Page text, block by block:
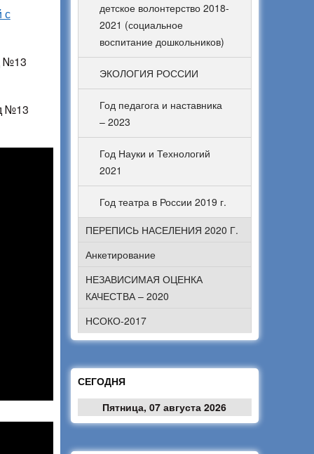
с
№13
№13
детское волонтерство 2018-
2021 (социальное
воспитание дошкольников)
ЭКОЛОГИЯ РОССИИ
Год педагога и наставника
– 2023
Год Науки и Технологий
2021
Год театра в России 2019 г.
ПЕРЕПИСЬ НАСЕЛЕНИЯ 2020 Г.
Анкетирование
НЕЗАВИСИМАЯ ОЦЕНКА
КАЧЕСТВА – 2020
НСОКО-2017
СЕГОДНЯ
Пятница, 07 августа 2026